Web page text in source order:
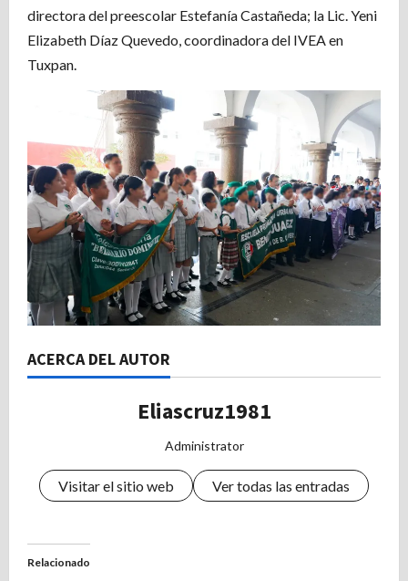
directora del preescolar Estefanía Castañeda; la Lic. Yeni
Elizabeth Díaz Quevedo, coordinadora del IVEA en
Tuxpan.
ACERCA DEL AUTOR
Eliascruz1981
Administrator
Visitar el sitio web Ver todas las entradas
Relacionado